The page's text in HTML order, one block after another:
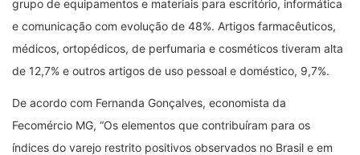
grupo de equipamentos e materiais para escritório, informática
e comunicação com evolução de 48%. Artigos farmacêuticos,
médicos, ortopédicos, de perfumaria e cosméticos tiveram alta
de 12,7% e outros artigos de uso pessoal e doméstico, 9,7%.
De acordo com Fernanda Gonçalves, economista da
Fecomércio MG, “Os elementos que contribuíram para os
índices do varejo restrito positivos observados no Brasil e em